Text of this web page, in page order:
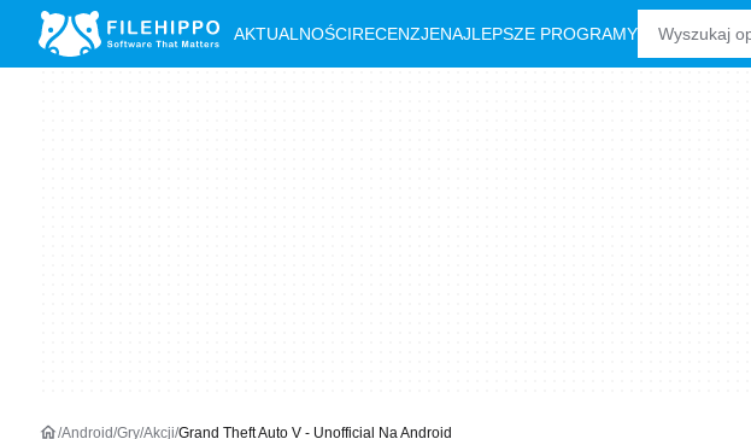
AKTUALNOŚCIRECENZJENAJLEPSZE PROGRAMY
Android Gry Akcji Grand Theft Auto V - Unofficial Na Android